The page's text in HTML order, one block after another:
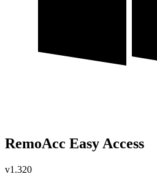
RemoAcc Easy Access
v1.320